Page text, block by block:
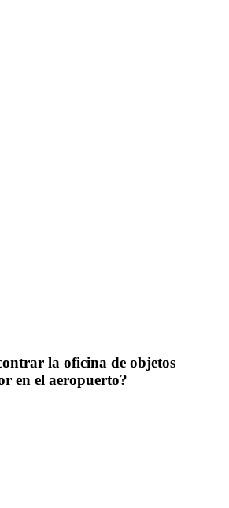
la oficina de objetos
en el aeropuerto?